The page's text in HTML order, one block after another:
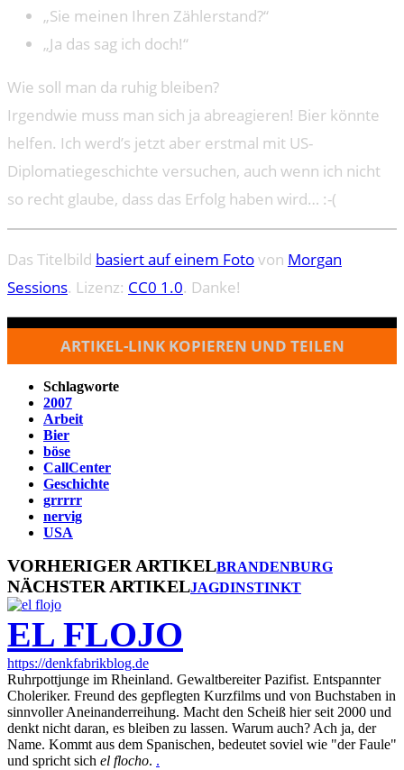
„Sie meinen Ihren Zählerstand?“
„Ja das sag ich doch!“
Wie soll man da ruhig bleiben?
Irgendwie muss man sich ja abreagieren! Bier könnte
helfen. Ich werd’s jetzt aber erstmal mit US-
Diplomatiegeschichte versuchen, auch wenn ich nicht
so recht glaube, dass das Erfolg haben wird… :-(
Das Titelbild basiert auf einem Fotovon Morgan
Sessions. Lizenz: CC0 1.0. Danke!
ARTIKEL-LINK KOPIEREN UND TEILEN
Schlagworte
2007
Arbeit
Bier
böse
CallCenter
Geschichte
grrrrr
nervig
USA
VORHERIGER ARTIKELBRANDENBURG
NÄCHSTER ARTIKELJAGDINSTINKT
EL FLOJO
https://denkfabrikblog.de
Ruhrpottjunge im Rheinland. Gewaltbereiter Pazifist. Entspannter
Choleriker. Freund des gepflegten Kurzfilms und von Buchstaben in
sinnvoller Aneinanderreihung. Macht den Scheiß hier seit 2000 und
denkt nicht daran, es bleiben zu lassen. Warum auch? Ach ja, der
Name. Kommt aus dem Spanischen, bedeutet soviel wie "der Faule"
und spricht sich el flocho. .